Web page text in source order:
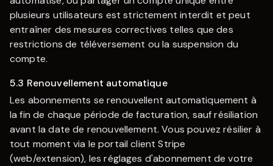
plusieurs utilisateurs est strictement interdit et peut
entraîner des mesures correctives telles que des
restrictions de téléversement ou la suspension du
compte.
5.3 Renouvellement automatique
Les abonnements se renouvellent automatiquement à
la fin de chaque période de facturation, sauf résiliation
avant la date de renouvellement. Vous pouvez résilier à
tout moment via le portail client Stripe
(web/extension), les réglages d'abonnement de votre